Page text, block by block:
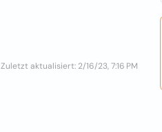
Zuletzt aktualisiert: 2/16/23, 7:16 PM